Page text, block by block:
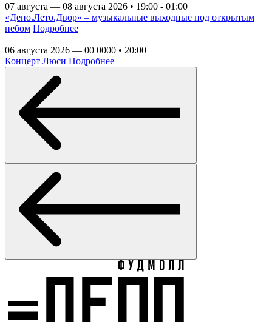
07 августа — 08 августа 2026 • 19:00 - 01:00
«Депо.Лето.Двор» – музыкальные выходные под открытым
небом Подробнее
06 августа 2026 — 00 0000 • 20:00
Концерт Люси Подробнее